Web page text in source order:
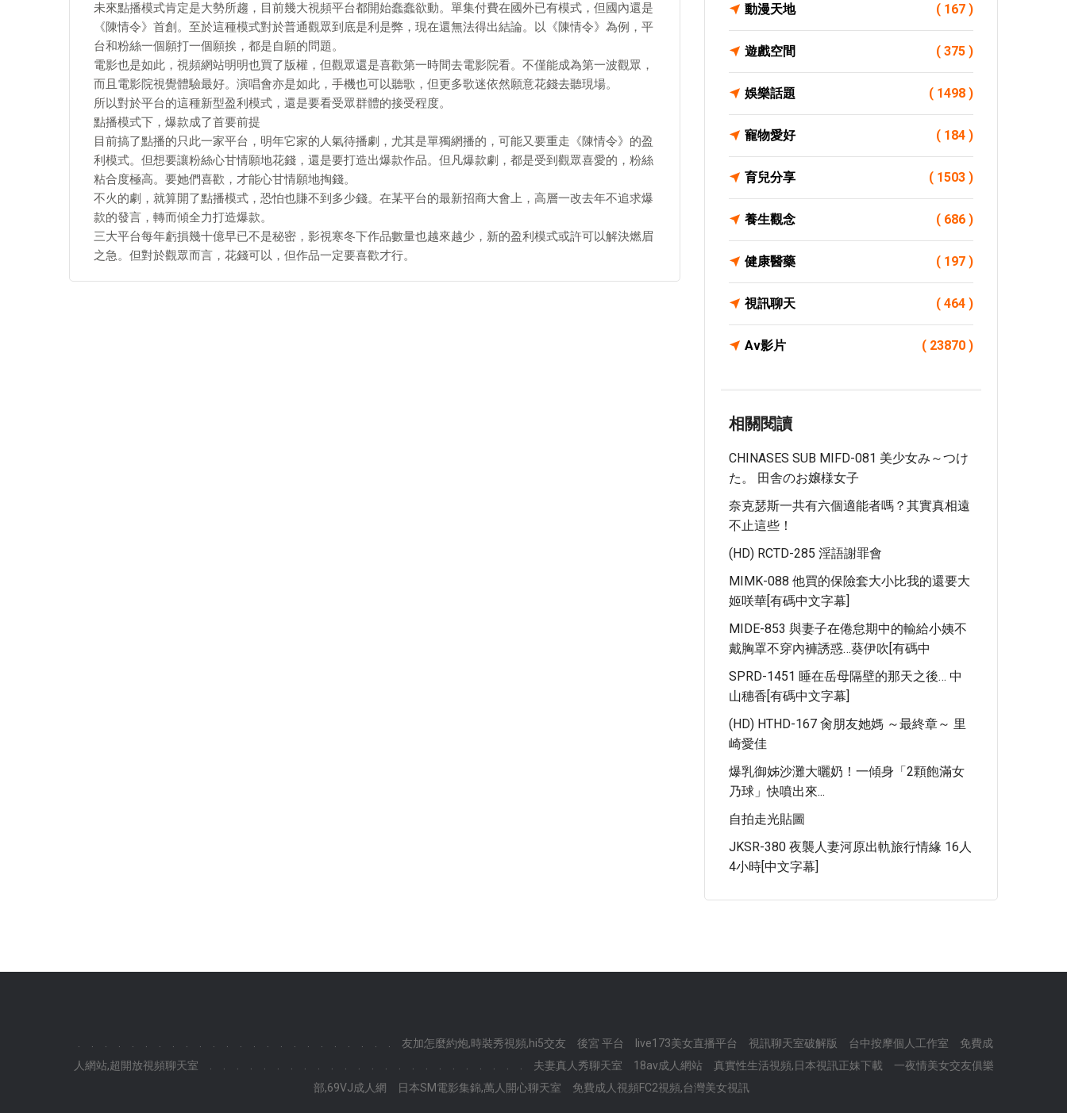
未來點播模式肯定是大勢所趨，目前幾大視頻平台都開始蠢蠢欲動。單集付費在國外已有模式，但國內還是
《陳情令》首創。至於這種模式對於普通觀眾到底是利是弊，現在還無法得出結論。以《陳情令》為例，平
台和粉絲一個願打一個願挨，都是自願的問題。
電影也是如此，視頻網站明明也買了版權，但觀眾還是喜歡第一時間去電影院看。不僅能成為第一波觀眾，
而且電影院視覺體驗最好。演唱會亦是如此，手機也可以聽歌，但更多歌迷依然願意花錢去聽現場。
所以對於平台的這種新型盈利模式，還是要看受眾群體的接受程度。
點播模式下，爆款成了首要前提
目前搞了點播的只此一家平台，明年它家的人氣待播劇，尤其是單獨網播的，可能又要重走《陳情令》的盈
利模式。但想要讓粉絲心甘情願地花錢，還是要打造出爆款作品。但凡爆款劇，都是受到觀眾喜愛的，粉絲
粘合度極高。要她們喜歡，才能心甘情願地掏錢。
不火的劇，就算開了點播模式，恐怕也賺不到多少錢。在某平台的最新招商大會上，高層一改去年不追求爆
款的發言，轉而傾全力打造爆款。
​三大平台每年虧損幾十億早已不是秘密，影視寒冬下作品數量也越來越少，新的盈利模式或許可以解決燃眉
之急。但對於觀眾而言，花錢可以，但作品一定要喜歡才行。
動漫天地 ( 167 )
遊戲空間 ( 375 )
娛樂話題 ( 1498 )
寵物愛好 ( 184 )
育兒分享 ( 1503 )
養生觀念 ( 686 )
健康醫藥 ( 197 )
視訊聊天 ( 464 )
Av影片 ( 23870 )
相關閱讀
CHINASES SUB MIFD-081 美少女み～つけ
た。 田舎のお嬢様女子
奈克瑟斯一共有六個適能者嗎？其實真相遠
不止這些！
(HD) RCTD-285 淫語謝罪會
MIMK-088 他買的保險套大小比我的還要大
姬咲華[有碼中文字幕]
MIDE-853 與妻子在倦怠期中的輸給小姨不
戴胸罩不穿內褲誘惑…葵伊吹[有碼中
SPRD-1451 睡在岳母隔壁的那天之後… 中
山穗香[有碼中文字幕]
(HD) HTHD-167 肏朋友她媽 ～最終章～ 里
崎愛佳
爆乳御姊沙灘大曬奶！一傾身「2顆飽滿女
乃球」快噴出來...
自拍走光貼圖
JKSR-380 夜襲人妻河原出軌旅行情緣 16人
4小時[中文字幕]
友加怎麼約炮,時裝秀視頻,hi5交友 後宮 平台 live173美女直播平台 視訊聊天室破解版 台中按摩個人工作室
免費成
人網站,超開放視頻聊天室
夫妻真人秀聊天室 18av成人網站 真實性生活視頻,日本視訊正妹下載
一夜情美女交友俱樂
部,69VJ成人網
日本SM電影集錦,萬人開心聊天室 免費成人視頻FC2視頻,台灣美女視訊